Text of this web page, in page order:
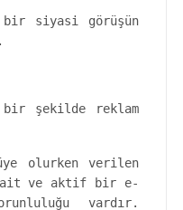
siyasi görüşün
şekilde reklam
olurken verilen
ait ve aktif bir e-
vardır.